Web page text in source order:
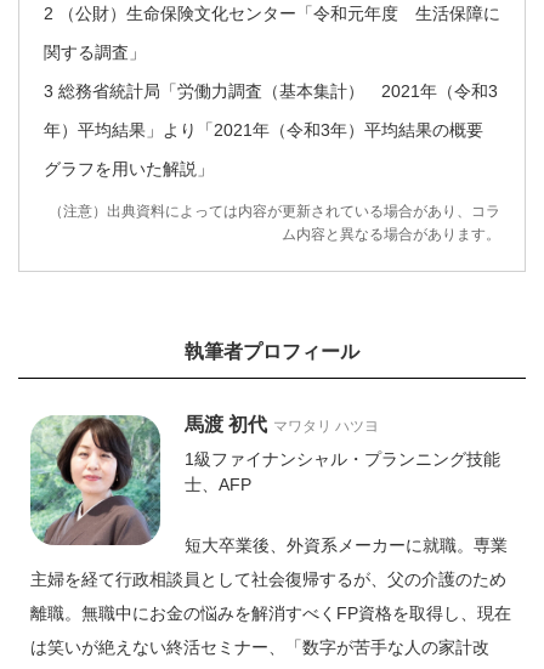
2 （公財）生命保険文化センター「令和元年度 生活保障に
関する調査」
3 総務省統計局「労働力調査（基本集計） 2021年（令和3
年）平均結果」より「2021年（令和3年）平均結果の概要
グラフを用いた解説」
（注意）出典資料によっては内容が更新されている場合があり、コラ
ム内容と異なる場合があります。
執筆者プロフィール
馬渡 初代 マワタリ ハツヨ
1級ファイナンシャル・プランニング技能
士、AFP
短大卒業後、外資系メーカーに就職。専業
主婦を経て行政相談員として社会復帰するが、父の介護のため
離職。無職中にお金の悩みを解消すべくFP資格を取得し、現在
は笑いが絶えない終活セミナー、「数字が苦手な人の家計改